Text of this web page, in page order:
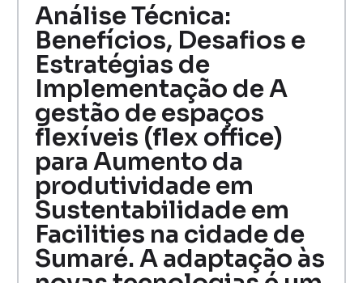
Análise Técnica:
Benefícios, Desafios e
Estratégias de
Implementação de A
gestão de espaços
flexíveis (flex office)
para Aumento da
produtividade em
Sustentabilidade em
Facilities na cidade de
Sumaré. A adaptação às